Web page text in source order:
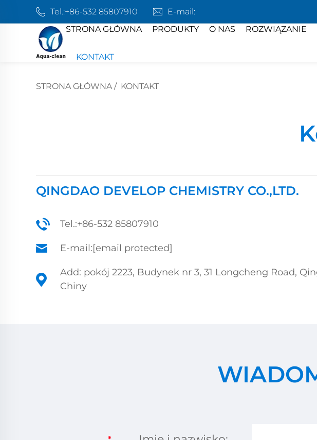
Tel.:+86-532 85807910
E-mail:
STRONA GŁÓWNA
PRODUKTY O NAS ROZWIĄZANIE
KONTAKT
STRONA GŁÓWNA/ KONTAKT
QINGDAO DEVELOP CHEMISTRY CO.,LTD.
Tel.:+86-532 85807910
E-mail:[email protected]
Add: pokój 2223, Budynek nr 3, 31 Longcheng Road,
Chiny